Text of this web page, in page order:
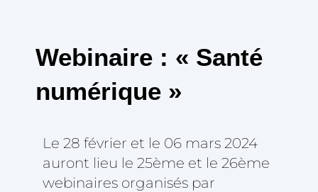
Webinaire : « Santé
numérique »
Le 28 février et le 06 mars 2024
auront lieu le 25ème et le 26ème
webinaires organisés par